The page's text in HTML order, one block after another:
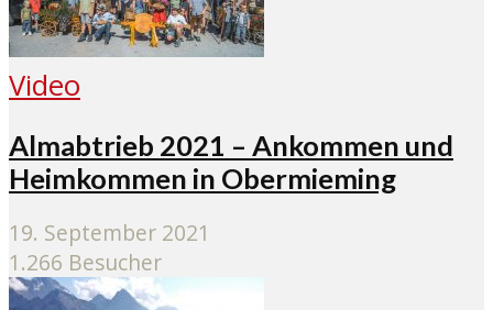
Video
Almabtrieb 2021 – Ankommen und
Heimkommen in Obermieming
19. September 2021
1.266 Besucher